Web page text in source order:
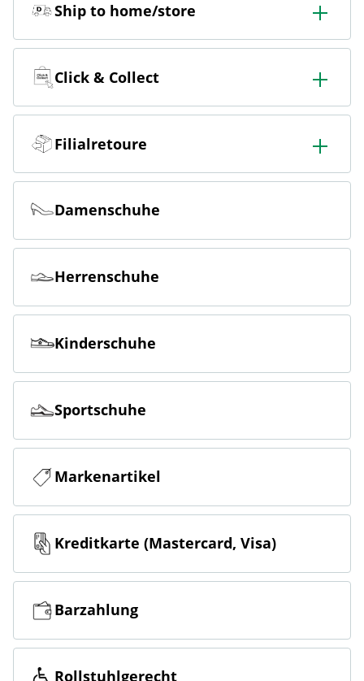
Ship to home/store
In der Filiale bestellen & in die Filiale oder nach Hause
liefern lassen.
Click & Collect
Online bestellen & kostenlos hier in der Filiale abholen
Filialretoure
Online bestellen & kostenlos in der Filiale zurückgeben
Damenschuhe
Herrenschuhe
Kinderschuhe
Sportschuhe
Markenartikel
Kreditkarte (Mastercard, Visa)
Barzahlung
Rollstuhlgerecht